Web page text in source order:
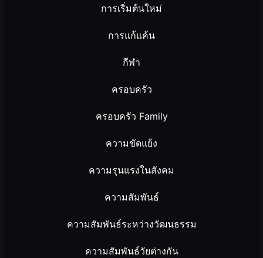
การเริ่มต้นใหม่
การแก้แค้น
กีฬา
ครอบครัว
ครอบครัว Family
ความขัดแย้ง
ความรุนแรงในสังคม
ความสัมพันธ์
ความสัมพันธ์ระหว่างวัฒนธรรม
ความสัมพันธ์วัยต่างกัน